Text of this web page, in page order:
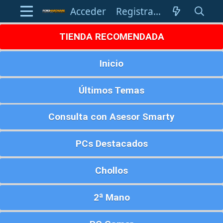
Acceder Registrarse
TIENDA RECOMENDADA
Inicio
Últimos Temas
Consulta con Asesor Smarty
PCs Destacados
Chollos
2ª Mano